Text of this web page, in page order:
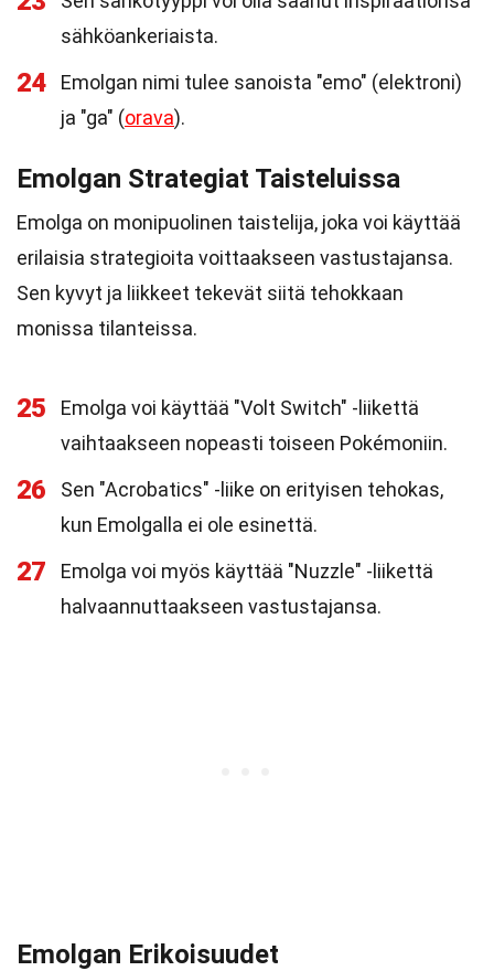
sähköankeriaista.
24
Emolgan nimi tulee sanoista "emo" (elektroni)
ja "ga" (orava).
Emolgan Strategiat Taisteluissa
Emolga on monipuolinen taistelija, joka voi käyttää
erilaisia strategioita voittaakseen vastustajansa.
Sen kyvyt ja liikkeet tekevät siitä tehokkaan
monissa tilanteissa.
25
Emolga voi käyttää "Volt Switch" -liikettä
vaihtaakseen nopeasti toiseen Pokémoniin.
26
Sen "Acrobatics" -liike on erityisen tehokas,
kun Emolgalla ei ole esinettä.
27
Emolga voi myös käyttää "Nuzzle" -liikettä
halvaannuttaakseen vastustajansa.
Emolgan Erikoisuudet